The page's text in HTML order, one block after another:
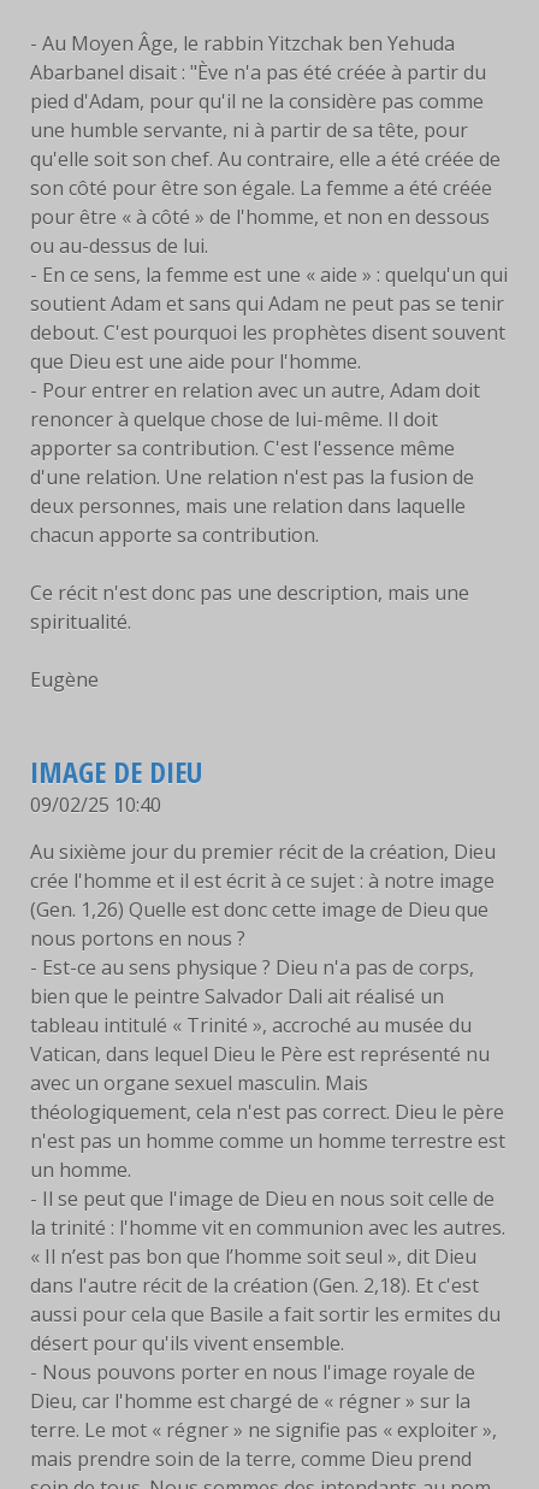
- Au Moyen Âge, le rabbin Yitzchak ben Yehuda
Abarbanel disait : "Ève n'a pas été créée à partir du
pied d'Adam, pour qu'il ne la considère pas comme
une humble servante, ni à partir de sa tête, pour
qu'elle soit son chef. Au contraire, elle a été créée de
son côté pour être son égale. La femme a été créée
pour être « à côté » de l'homme, et non en dessous
ou au-dessus de lui.
- En ce sens, la femme est une « aide » : quelqu'un qui
soutient Adam et sans qui Adam ne peut pas se tenir
debout. C'est pourquoi les prophètes disent souvent
que Dieu est une aide pour l'homme.
- Pour entrer en relation avec un autre, Adam doit
renoncer à quelque chose de lui-même. Il doit
apporter sa contribution. C'est l'essence même
d'une relation. Une relation n'est pas la fusion de
deux personnes, mais une relation dans laquelle
chacun apporte sa contribution.
Ce récit n'est donc pas une description, mais une
spiritualité.
Eugène
IMAGE DE DIEU
09/02/25 10:40
Au sixième jour du premier récit de la création, Dieu
crée l'homme et il est écrit à ce sujet : à notre image
(Gen. 1,26) Quelle est donc cette image de Dieu que
nous portons en nous ?
- Est-ce au sens physique ? Dieu n'a pas de corps,
bien que le peintre Salvador Dali ait réalisé un
tableau intitulé « Trinité », accroché au musée du
Vatican, dans lequel Dieu le Père est représenté nu
avec un organe sexuel masculin. Mais
théologiquement, cela n'est pas correct. Dieu le père
n'est pas un homme comme un homme terrestre est
un homme.
- Il se peut que l'image de Dieu en nous soit celle de
la trinité : l'homme vit en communion avec les autres.
« Il n’est pas bon que l’homme soit seul », dit Dieu
dans l'autre récit de la création (Gen. 2,18). Et c'est
aussi pour cela que Basile a fait sortir les ermites du
désert pour qu'ils vivent ensemble.
- Nous pouvons porter en nous l'image royale de
Dieu, car l'homme est chargé de « régner » sur la
terre. Le mot « régner » ne signifie pas « exploiter »,
mais prendre soin de la terre, comme Dieu prend